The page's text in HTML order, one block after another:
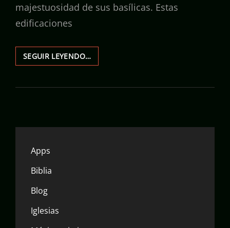
majestuosidad de sus basílicas. Estas
edificaciones
SEGUIR LEYENDO…LAS
12
MÁS
Apps
Biblia
Blog
Iglesias